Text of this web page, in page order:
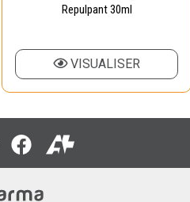
Repulpant 30ml
VISUALISER